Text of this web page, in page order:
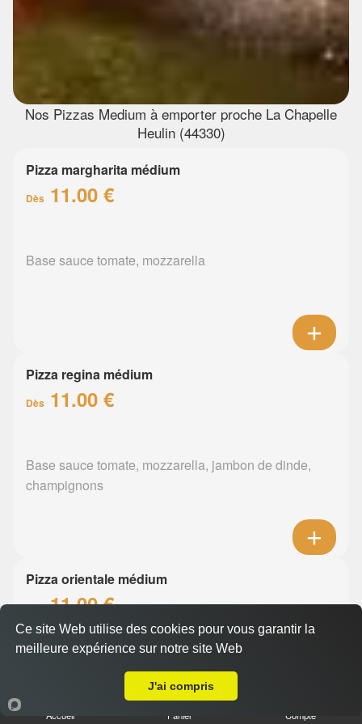
Nos Pizzas Medium à emporter proche La Chapelle
Heulin (44330)
Pizza margharita médium
Dès 11.00 €
Base sauce tomate, mozzarella
Pizza regina médium
Dès 11.00 €
Base sauce tomate, mozzarella, jambon de dinde,
champignons
Pizza orientale médium
Dès11.00 €
Base sauce tomate, mozzarella, merguez, poivrons
Accueil Panier Compte
Ce site Web utilise des cookies pour vous garantir la
meilleure expérience sur notre site Web
J'ai compris